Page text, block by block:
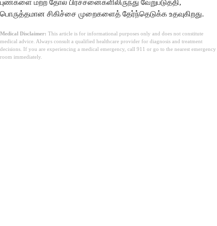
புண்களை மற்ற தோல் பிரச்சனைகளிலிருந்து வேறுபடுத்தி,
பொருத்தமான சிகிச்சை முறைகளைத் தேர்ந்தெடுக்க உதவுகிறது.
Medical Disclaimer: This article is for informational purposes only and does not constitute
medical advice. Always consult a qualified healthcare provider for diagnosis and treatment
decisions. If you are experiencing a medical emergency, call 911 or go to the nearest emergency
room immediately.